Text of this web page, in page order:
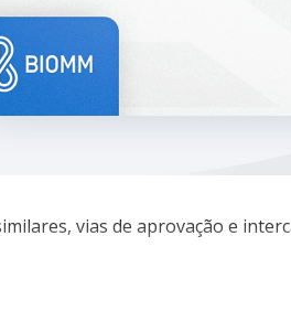
vias de aprovação e